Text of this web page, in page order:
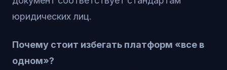
юридических лиц.
Почему стоит избегать платформ «все в
одном»?